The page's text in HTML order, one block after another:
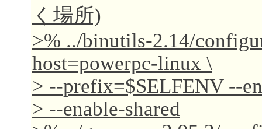
く場所)
>% ../binutils-2.14/
host=powerpc-linux \
> --prefix=$SELFENV --
> --enable-shared